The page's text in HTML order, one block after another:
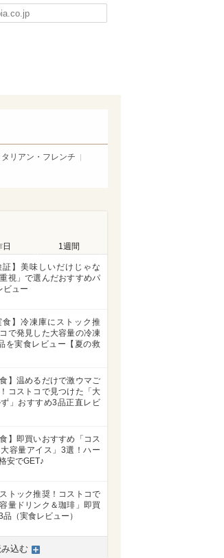
リアン・フレンチ
日 1週間
証】美味しいだけじゃな
視」で選んだおすすめパ
ビュー
食】冷凍庫にストック推
で発見した大容量の冷凍
を実食レビュー【夏の救
食】温めるだけで激ウマご
コストコで見つけた「大
」おすすめ3品正直レビ
食】即買いおすすめ「コス
容量アイス」3選！ハー
安でGET♪
ストック推奨！コストコで
量ドリンク＆珈琲」即買
（実食レビュー）
込む